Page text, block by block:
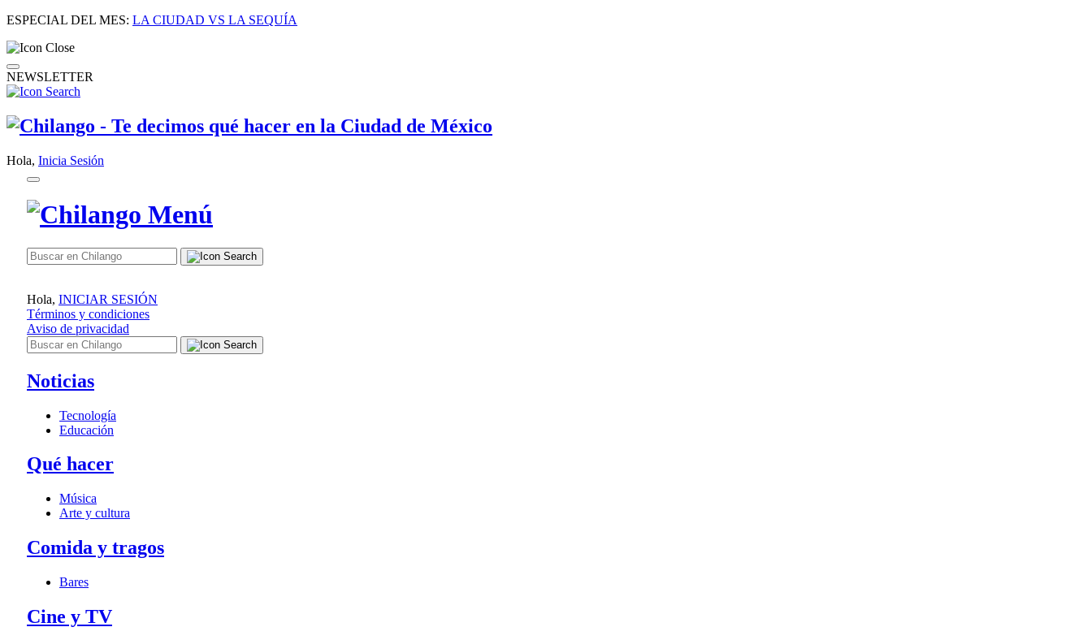
ESPECIAL DEL MES: LA CIUDAD VS LA SEQUÍA
NEWSLETTER
Hola, Inicia Sesión
Hola, INICIAR SESIÓN
Términos y condiciones
Aviso de privacidad
Noticias
Tecnología
Educación
Qué hacer
Música
Arte y cultura
Comida y tragos
Bares
Cine y TV